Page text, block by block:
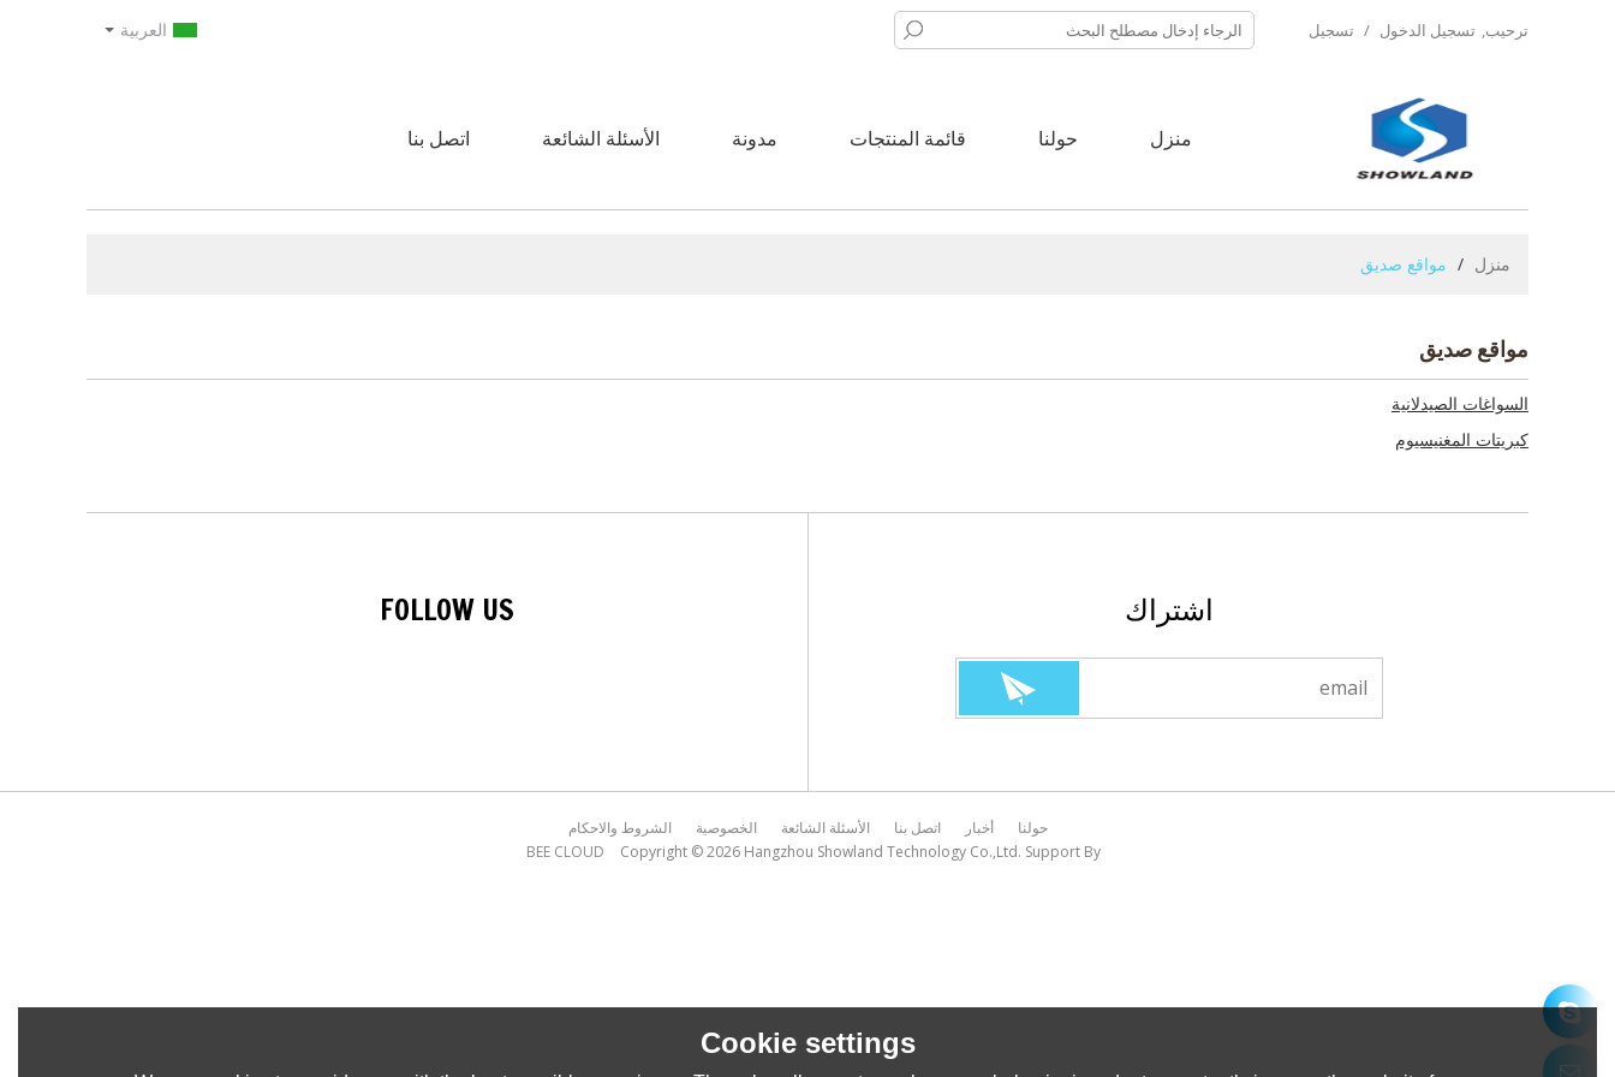
ترحيب, تسجيل الدخول / تسجيل العربية
منزل حولنا قائمة المنتجات مدونة الأسئلة الشائعة اتصل بنا
منزل / مواقع صديق
مواقع صديق
السواغات الصيدلانية
كبريتات المغنيسيوم
اشتراك FOLLOW US
حولنا أخبار اتصل بنا الأسئلة الشائعة الخصوصية
الشروط والاحكام
Copyright © 2026 Hangzhou Showland Technology Co.,Ltd. Support By
BEE CLOUD
Cookie settings